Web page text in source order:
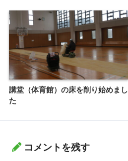
講堂（体育館）の床を削り始めまし
た
コメントを残す